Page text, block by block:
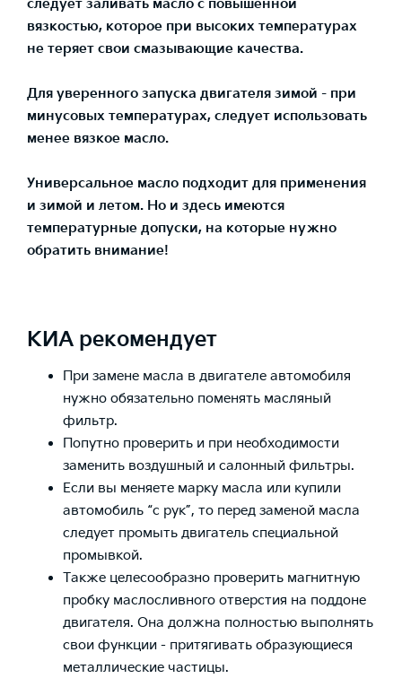
следует заливать масло с повышенной
вязкостью, которое при высоких температурах
не теряет свои смазывающие качества.
Для уверенного запуска двигателя зимой - при
минусовых температурах, следует использовать
менее вязкое масло.
Универсальное масло подходит для применения
и зимой и летом. Но и здесь имеются
температурные допуски, на которые нужно
обратить внимание!
КИА рекомендует
При замене масла в двигателе автомобиля
нужно обязательно поменять масляный
фильтр.
Попутно проверить и при необходимости
заменить воздушный и салонный фильтры.
Если вы меняете марку масла или купили
автомобиль “с рук”, то перед заменой масла
следует промыть двигатель специальной
промывкой.
Также целесообразно проверить магнитную
пробку маслосливного отверстия на поддоне
двигателя. Она должна полностью выполнять
свои функции - притягивать образующиеся
металлические частицы.